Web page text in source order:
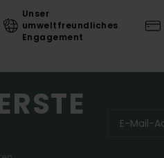
Unser
umweltfreundliches
Engagement